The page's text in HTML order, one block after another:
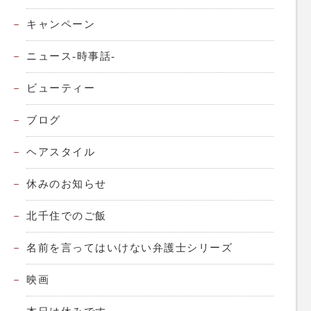
キャンペーン
ニュース-時事話-
ビューティー
ブログ
ヘアスタイル
休みのお知らせ
北千住でのご飯
名前を言ってはいけない弁護士シリーズ
映画